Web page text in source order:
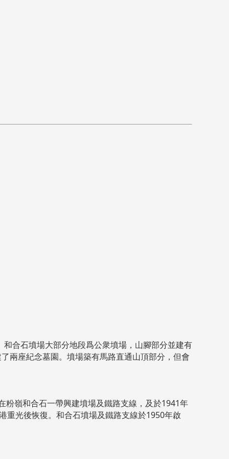
合石墳場大部分地段爲公衆墳場，山腳部分並建有
兩座紀念墓園。墳場築有馬路直通山頂部分，但會
嶺和合石一帶興建墳場及鐵路支線，及於1941年
重光後恢復。和合石墳場及鐵路支線於1950年啟